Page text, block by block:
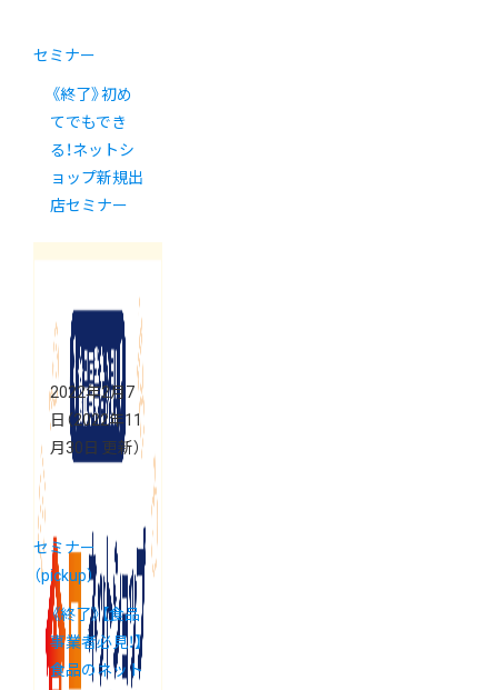
セミナー
《終了》初め
てでもでき
る！ネットシ
ョップ新規出
店セミナー
2022年2月7
日 （2022年11
月30日 更新）
セミナー
（pickup）
《終了》【食品
事業者必見！】
食品のネット